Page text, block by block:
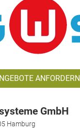
ANFORDERN
GmbH
Hamburg